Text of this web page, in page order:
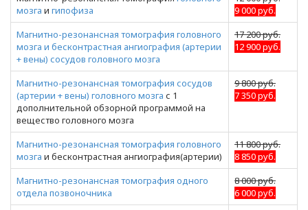
мозга и гипофиза
9 000 руб.
Магнитно-резонансная томография головного
мозга и бесконтрастная ангиография (артерии
+ вены) сосудов головного мозга
17 200 руб.
12 900 руб.
Магнитно-резонансная томография сосудов
(артерии + вены) головного мозга с 1
дополнительной обзорной программой на
вещество головного мозга
9 800 руб.
7 350 руб.
Магнитно-резонансная томография головного
мозга и бесконтрастная ангиография(артерии)
11 800 руб.
8 850 руб.
Магнитно-резонансная томография одного
отдела позвоночника
8 000 руб.
6 000 руб.